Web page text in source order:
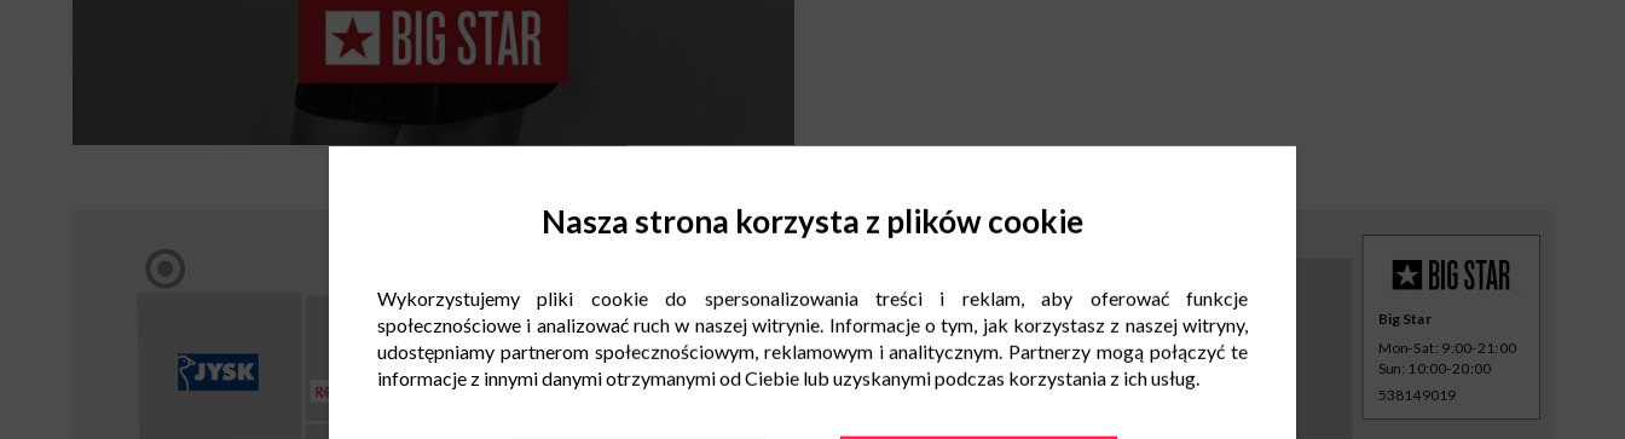
Big Star
Mon-Sat: 9:00-21:00
Sun: 10:00-20:00
538149019
Nasza strona korzysta z plików cookie
Wykorzystujemy pliki cookie do spersonalizowania treści i reklam, aby oferować funkcje
społecznościowe i analizować ruch w naszej witrynie. Informacje o tym, jak korzystasz z naszej witryny,
udostępniamy partnerom społecznościowym, reklamowym i analitycznym. Partnerzy mogą połączyć te
informacje z innymi danymi otrzymanymi od Ciebie lub uzyskanymi podczas korzystania z ich usług.